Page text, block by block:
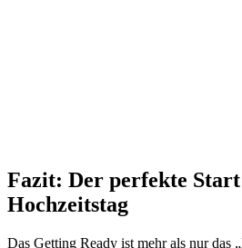
Fazit: Der perfekte
Hochzeitstag
Das Getting Ready ist mehr als nur das